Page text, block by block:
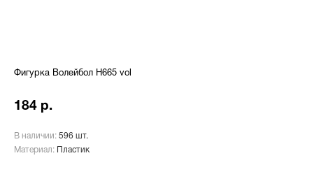
Фигурка Волейбол H665 vol
184 р.
В наличии: 596 шт.
Материал:
Пластик